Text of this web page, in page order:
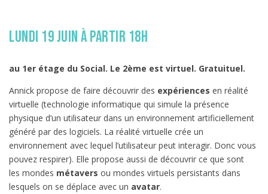
lundi 19 juin à partir 18h
au 1er étage du Social. Le 2ème est virtuel. Gratuituel.
Annick propose de faire découvrir des expériences en réalité
virtuelle (technologie informatique qui simule la présence
physique d’un utilisateur dans un environnement artificiellement
généré par des logiciels. La réalité virtuelle crée un
environnement avec lequel l’utilisateur peut interagir. Donc vous
pouvez respirer). Elle propose aussi de découvrir ce que sont
les mondes métavers ou mondes virtuels persistants dans
lesquels on se déplace avec un avatar.